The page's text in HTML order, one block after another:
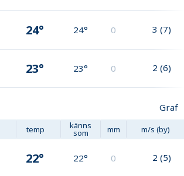
24° 24° 0 3 (7)
23° 23° 0 2 (6)
Graf
temp känns
som mm m/s (by)
22° 22° 0 2 (5)